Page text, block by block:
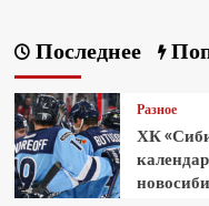
Последнее
Разное
ХК